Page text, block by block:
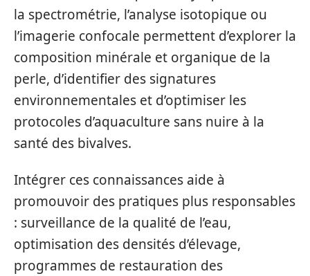
la spectrométrie, l’analyse isotopique ou
l’imagerie confocale permettent d’explorer la
composition minérale et organique de la
perle, d’identifier des signatures
environnementales et d’optimiser les
protocoles d’aquaculture sans nuire à la
santé des bivalves.
Intégrer ces connaissances aide à
promouvoir des pratiques plus responsables
: surveillance de la qualité de l’eau,
optimisation des densités d’élevage,
programmes de restauration des